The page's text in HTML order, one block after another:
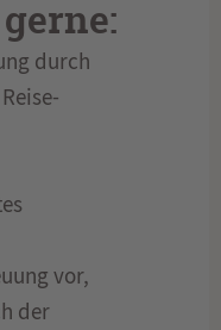
durch
vor,
der